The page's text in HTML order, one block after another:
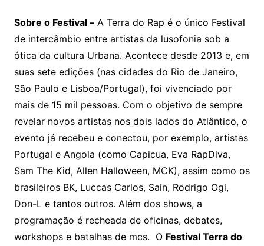
Sobre o Festival –A Terra do Rap é o único Festival
de intercâmbio entre artistas da lusofonia sob a
ótica da cultura Urbana. Acontece desde 2013 e, em
suas sete edições (nas cidades do Rio de Janeiro,
São Paulo e Lisboa/Portugal), foi vivenciado por
mais de 15 mil pessoas. Com o objetivo de sempre
revelar novos artistas nos dois lados do Atlântico, o
evento já recebeu e conectou, por exemplo, artistas
Portugal e Angola (como Capicua, Eva RapDiva,
Sam The Kid, Allen Halloween, MCK), assim como os
brasileiros BK, Luccas Carlos, Sain, Rodrigo Ogi,
Don-L e tantos outros. Além dos shows, a
programação é recheada de oficinas, debates,
workshops e batalhas de mcs. O Festival Terra do